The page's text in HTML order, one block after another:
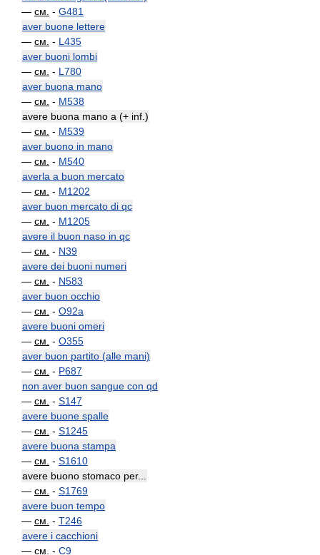
— см. - G481
aver buone lettere
— см. - L435
aver buoni lombi
— см. - L780
aver buona mano
— см. - M538
avere buona mano a (+ inf.)
— см. - M539
aver buono in mano
— см. - M540
averla a buon mercato
— см. - M1202
aver buon mercato di qc
— см. - M1205
avere il buon naso in qc
— см. - N39
avere dei buoni numeri
— см. - N583
aver buon occhio
— см. - O92a
avere buoni omeri
— см. - O355
aver buon partito (alle mani)
— см. - P687
non aver buon sangue con qd
— см. - S147
avere buone spalle
— см. - S1245
avere buona stampa
— см. - S1610
avere buono stomaco per...
— см. - S1769
avere buon tempo
— см. - T246
avere i cacchioni
— см. - C9